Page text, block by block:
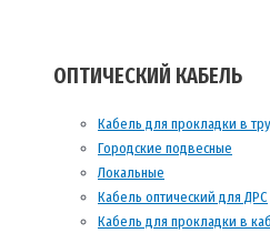
ОПТИЧЕСКИЙ КАБЕЛЬ
Кабель для прокладки в
Городские подвесные
Локальные
Кабель оптический для ДРС
Кабель для прокладки в